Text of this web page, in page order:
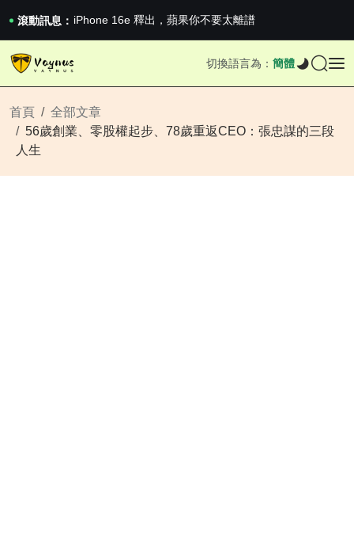
滾動訊息： iPhone 16e 釋出，蘋果你不要太離譜
2026澳網男單收官：全滿貫對上全滿亞，德約...
《巔峰守衛 Highguard》正式上線，官...
切換語言為： 簡體
首頁
全部文章
56歲創業、零股權起步、78歲重返CEO：張忠謀的三段
人生